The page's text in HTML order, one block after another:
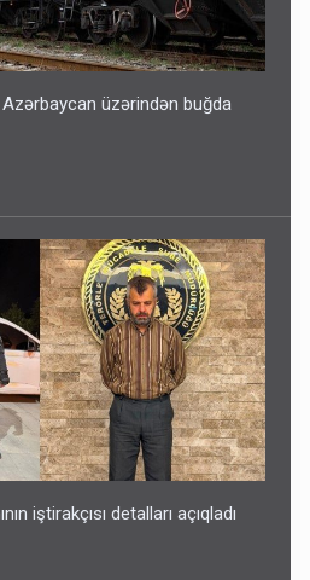
üzərindən buğda
iştirakçısı detalları açıqladı